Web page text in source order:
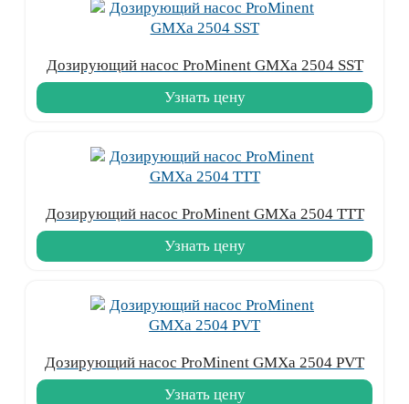
Дозирующий насос ProMinent GMXa 2504 SST
Узнать цену
Дозирующий насос ProMinent GMXa 2504 TTT
Узнать цену
Дозирующий насос ProMinent GMXa 2504 PVT
Узнать цену